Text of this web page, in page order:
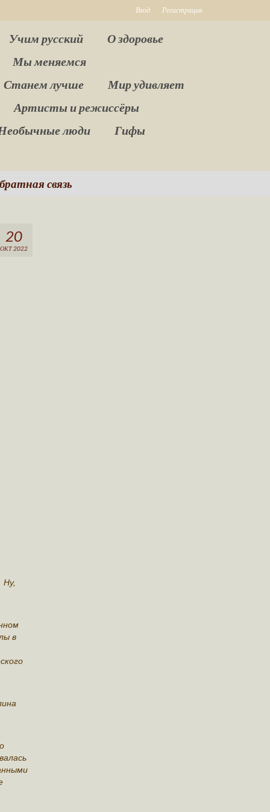
Вход Регистрация
Учим русский
О здоровье
Мы меняемся
Станем лучше
Мир удивляет
Артисты и режиссёры
люди
Гифы
связь
20
ОКТ 2022
Ну,
в